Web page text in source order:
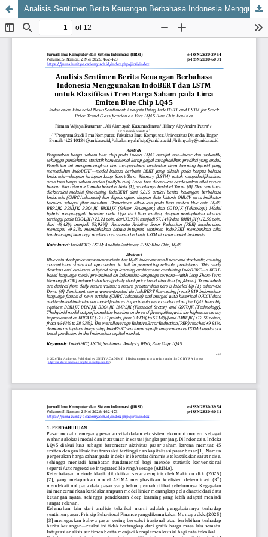
Analisis Sentimen Berita Keuangan Berbahasa Indonesia Menggunakan IndoBERT dan LSTM untuk Klasifikasi Tren Harga Saham pada Lima Emiten Blue Chip LQ45